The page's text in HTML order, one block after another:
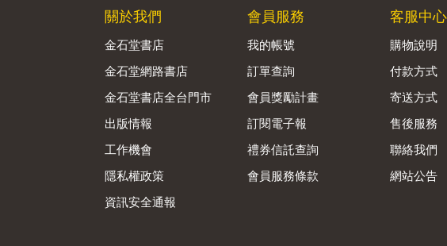
關於我們
金石堂書店
金石堂網路書店
金石堂書店全台門市
出版情報
工作機會
隱私權政策
資訊安全通報
會員服務
我的帳號
訂單查詢
會員獎勵計畫
訂閱電子報
禮券信託查詢
會員服務條款
客服中心
購物說明
付款方式
寄送方式
售後服務
聯絡我們
網站公告